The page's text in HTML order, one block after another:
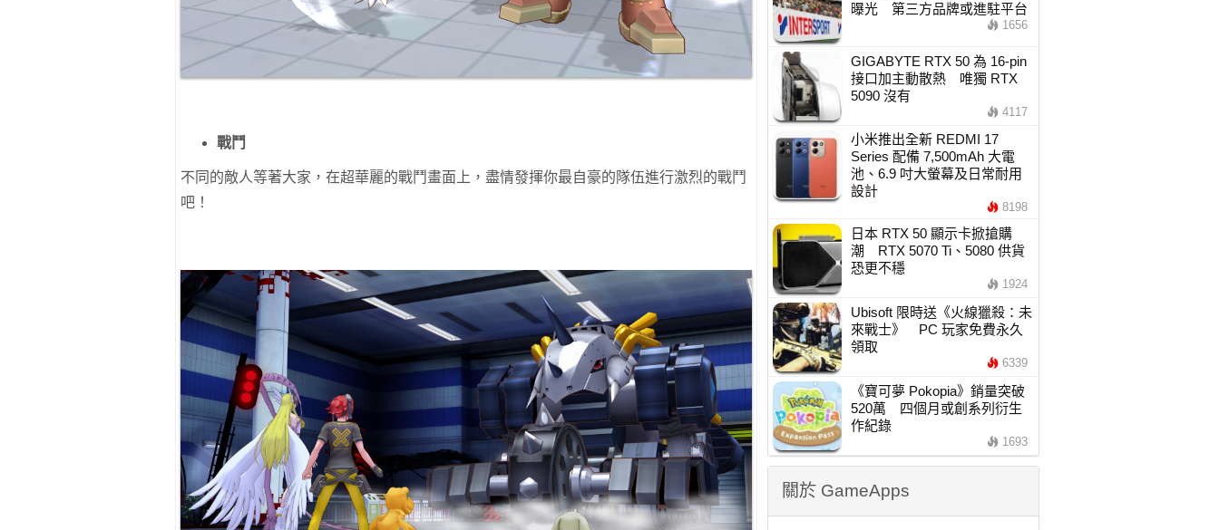
戰鬥
不同的敵人等著大家，在超華麗的戰鬥畫面上，盡情發揮你最自豪的隊伍進行激烈的戰鬥
吧！
曝光 第三方品牌或進駐平台
1656
GIGABYTE RTX 50 為 16-pin
接口加主動散熱 唯獨 RTX
5090 沒有
4117
小米推出全新 REDMI 17
Series 配備 7,500mAh 大電
池、6.9 吋大螢幕及日常耐用
設計
8198
日本 RTX 50 顯示卡掀搶購
潮 RTX 5070 Ti、5080 供貨
恐更不穩
1924
Ubisoft 限時送《火線獵殺：未
來戰士》 PC 玩家免費永久
領取
6339
《寶可夢 Pokopia》銷量突破
520萬 四個月或創系列衍生
作紀錄
1693
關於 GameApps